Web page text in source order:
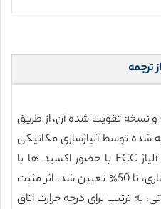
ترجمه
آلیاژ آنتروپی بالای CoCrFeNiMn و نسخه تقویت شده آن، از طریق
شده توسط آلیاژسازی مکانیکی
فراهم شد. تصفیه دانه یک فاز آلیاژ FCC با حضور اکسید ها با
استفاده از آنالیز های میکروساختاری، تا 50٪ تعیین شد. اثر مثبت
ترتیب برای درجه حرارت اتاق